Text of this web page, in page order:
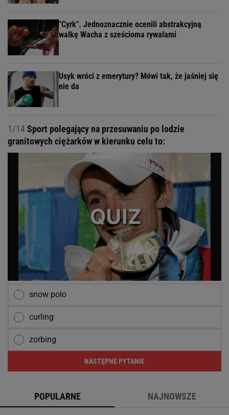
"Cyrk". Jednoznacznie ocenili abstrakcyjną
walkę Wacha z sześcioma rywalami
Usyk wróci z emerytury? Mówi tak, że jaśniej się
nie da
1/14Sport polegający na przesuwaniu po lodzie
granitowych ciężarków w kierunku celu to:
snow polo
curling
zorbing
NASTĘPNE PYTANIE
POPULARNE NAJNOWSZE